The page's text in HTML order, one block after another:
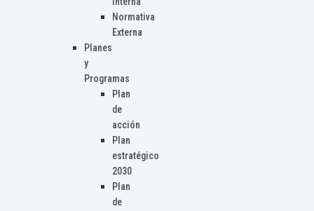
Normativa
Externa
Planes
y
Programas
Plan
de
acción
Plan
estratégico
2030
Plan
de